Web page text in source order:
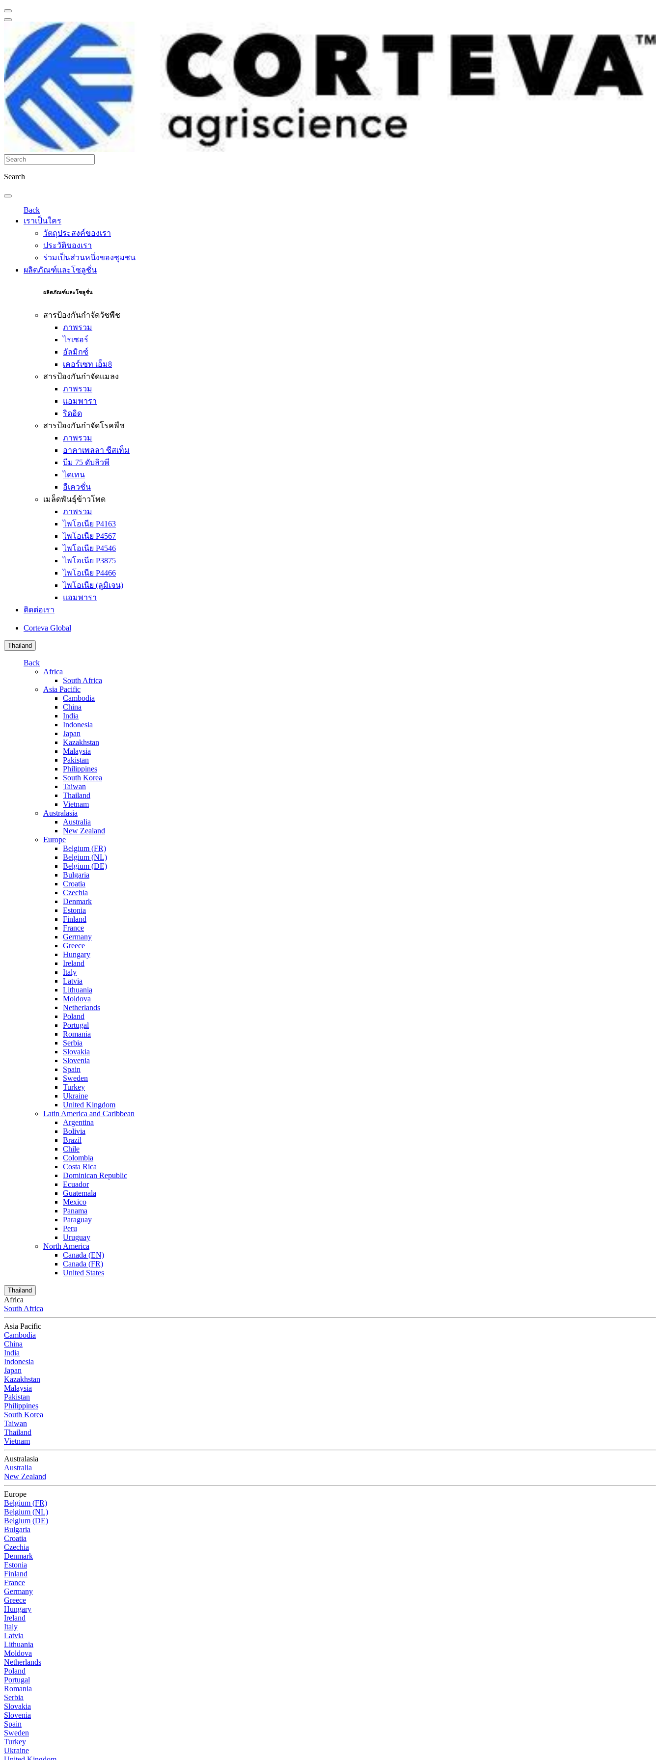
Search
Back
เราเป็นใคร
วัตถุประสงค์ของเรา
ประวัติของเรา
ร่วมเป็นส่วนหนึ่งของชุมชน
ผลิตภัณฑ์และโซลูชั่น
ผลิตภัณฑ์และโซลูชั่น
สารป้องกันกำจัดวัชพืช
ภาพรวม
ไรเซอร์
อัลมิกซ์
เคอร์เซท เอ็ม8
สารป้องกันกำจัดแมลง
ภาพรวม
แอมพารา
ริดอิด
สารป้องกันกำจัดโรคพืช
ภาพรวม
อาคาเพลลา ซีสเท็ม
บีม 75 ดับลิวพี
ไดเทน
อีเควชั่น
เมล็ดพันธุ์ข้าวโพด
ภาพรวม
ไพโอเนีย P4163
ไพโอเนีย P4567
ไพโอเนีย P4546
ไพโอเนีย P3875
ไพโอเนีย P4466
ไพโอเนีย (ลูมิเจน)
แอมพารา
ติดต่อเรา
Corteva Global
Thailand
Back
Africa
South Africa
Asia Pacific
Cambodia
China
India
Indonesia
Japan
Kazakhstan
Malaysia
Pakistan
Philippines
South Korea
Taiwan
Thailand
Vietnam
Australasia
Australia
New Zealand
Europe
Belgium (FR)
Belgium (NL)
Belgium (DE)
Bulgaria
Croatia
Czechia
Denmark
Estonia
Finland
France
Germany
Greece
Hungary
Ireland
Italy
Latvia
Lithuania
Moldova
Netherlands
Poland
Portugal
Romania
Serbia
Slovakia
Slovenia
Spain
Sweden
Turkey
Ukraine
United Kingdom
Latin America and Caribbean
Argentina
Bolivia
Brazil
Chile
Colombia
Costa Rica
Dominican Republic
Ecuador
Guatemala
Mexico
Panama
Paraguay
Peru
Uruguay
North America
Canada (EN)
Canada (FR)
United States
Thailand
Africa
South Africa
Asia Pacific
Cambodia
China
India
Indonesia
Japan
Kazakhstan
Malaysia
Pakistan
Philippines
South Korea
Taiwan
Thailand
Vietnam
Australasia
Australia
New Zealand
Europe
Belgium (FR)
Belgium (NL)
Belgium (DE)
Bulgaria
Croatia
Czechia
Denmark
Estonia
Finland
France
Germany
Greece
Hungary
Ireland
Italy
Latvia
Lithuania
Moldova
Netherlands
Poland
Portugal
Romania
Serbia
Slovakia
Slovenia
Spain
Sweden
Turkey
Ukraine